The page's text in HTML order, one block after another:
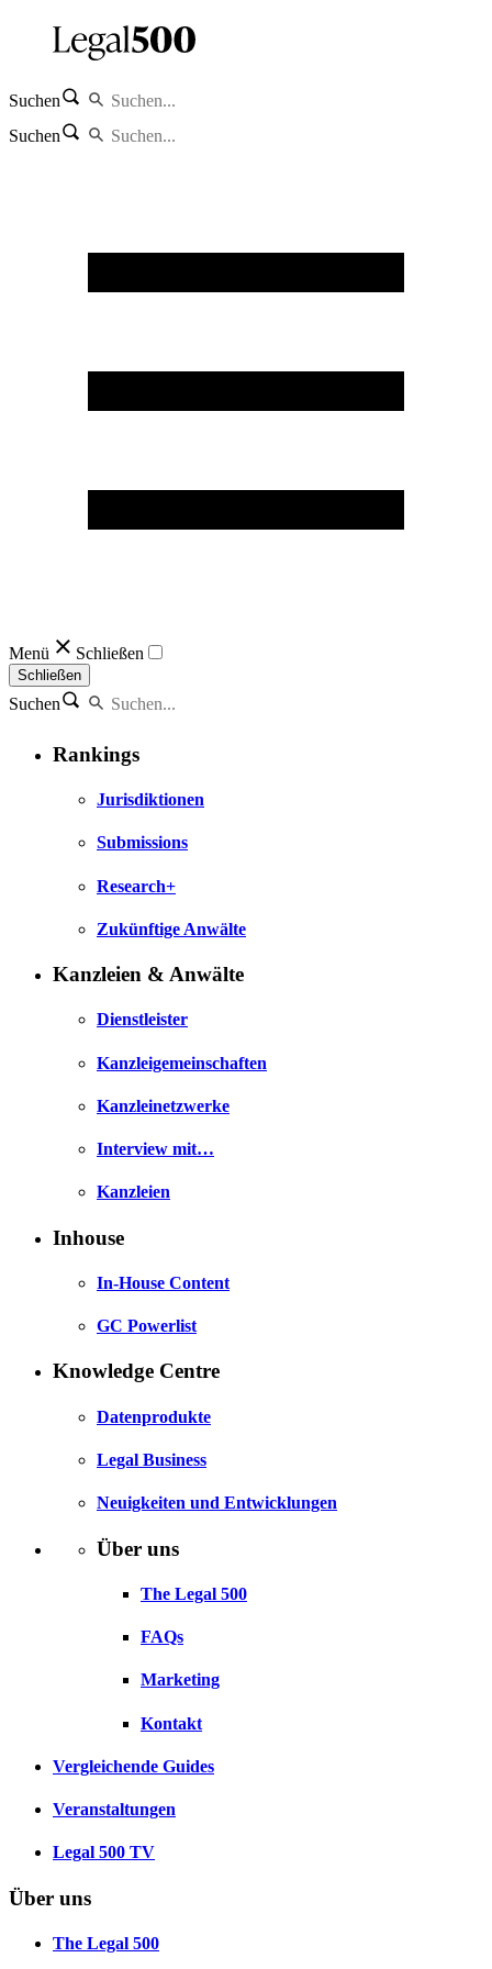
Suchen
Suchen
Menü Schließen
Schließen
Suchen
Rankings
Jurisdiktionen
Submissions
Research+
Zukünftige Anwälte
Kanzleien & Anwälte
Dienstleister
Kanzleigemeinschaften
Kanzleinetzwerke
Interview mit…
Kanzleien
Inhouse
In-House Content
GC Powerlist
Knowledge Centre
Datenprodukte
Legal Business
Neuigkeiten und Entwicklungen
Über uns
The Legal 500
FAQs
Marketing
Kontakt
Vergleichende Guides
Veranstaltungen
Legal 500 TV
Über uns
The Legal 500